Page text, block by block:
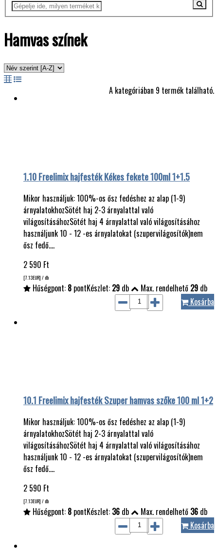
Hamvas színek
A kategóriában 9 termék található.
1.10 Freelimix hajfesték Kékes fekete 100ml 1+1.5
Mikor használjuk: 100%-os ősz fedéshez az alap (1-9)
árnyalatokhozSötét haj 2-3 árnyalattal való
világosításáhozSötét haj 4 árnyalattal való világosításához
használjunk 10 - 12 -es árnyalatokat (szupervilágosítók)nem
ősz fedő.…
2 590 Ft
[7.13EUR] / db
Hűségpont: 8 pontKészlet: 29 db Max. rendelhető 29 db
Kosárba
10.1 Freelimix hajfesték Szuper hamvas szőke 100 ml 1+2
Mikor használjuk: 100%-os ősz fedéshez az alap (1-9)
árnyalatokhozSötét haj 2-3 árnyalattal való
világosításáhozSötét haj 4 árnyalattal való világosításához
használjunk 10 - 12 -es árnyalatokat (szupervilágosítók)nem
ősz fedő.…
2 590 Ft
[7.13EUR] / db
Hűségpont: 8 pontKészlet: 36 db Max. rendelhető 36 db
Kosárba